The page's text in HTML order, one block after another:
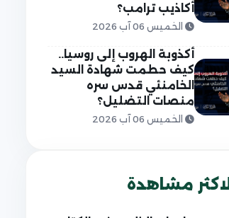
أكاذيب ترامب؟
الخميس 06 آب 2026
أكذوبة الهروب إلى روسيا..
كيف حطمت شهادة السيد
الخامنئي قدس سره
منصات التضليل؟
الخميس 06 آب 2026
الاكثر مشاهدة